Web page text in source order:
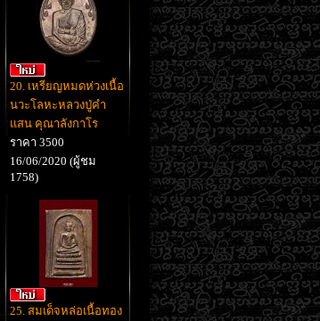
20. เหรียญหมดห่วงเนื้อ
นวะโลหะหลวงปู่คำ
แสน คุณาลังกาโร
ราคา 3500
16/06/2020 (ผู้ชม
1758)
25. สมเด็จหล่อเนื้อทอง